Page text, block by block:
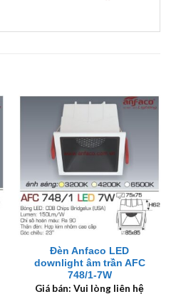
Đèn Anfaco LED
downlight âm trần AFC
748/1-7W
Giá bán: Vui lòng liên hệ